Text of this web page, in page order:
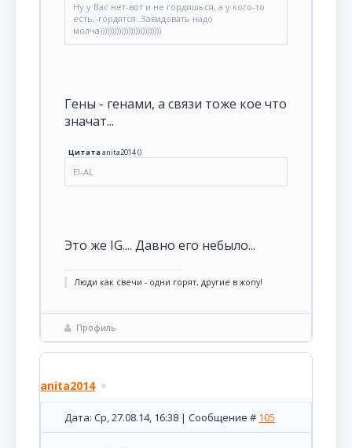
Ну у Вас нет-вот и не гордишься, а у кого-то
есть,-гордятся..Завидовать надо
молча))))))))))))))))))))))))))
Гены - генами, а связи тоже кое что
значат...
Цитатаanita2014()
El-AL
Это же IG.... Давно его небыло...
Люди как свечи - одни горят, другие в жопу!
Профиль
anita2014
Дата: Ср, 27.08.14, 16:38 | Сообщение # 105